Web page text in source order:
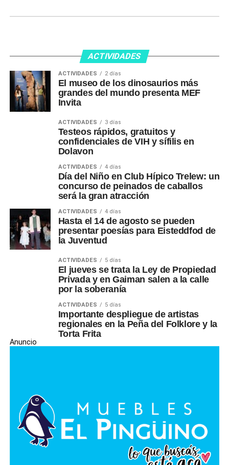
ACTIVIDADES
ACTIVIDADES 2 días
El museo de los dinosaurios más
grandes del mundo presenta MEF
Invita
ACTIVIDADES 3 días
Testeos rápidos, gratuitos y
confidenciales de VIH y sífilis en
Dolavon
ACTIVIDADES 4 días
Día del Niño en Club Hípico Trelew: un
concurso de peinados de caballos
será la gran atracción
ACTIVIDADES 4 días
Hasta el 14 de agosto se pueden
presentar poesías para Eisteddfod de
la Juventud
ACTIVIDADES 5 días
El jueves se trata la Ley de Propiedad
Privada y en Gaiman salen a la calle
por la soberanía
ACTIVIDADES 5 días
Importante despliegue de artistas
regionales en la Peña del Folklore y la
Torta Frita
Anuncio